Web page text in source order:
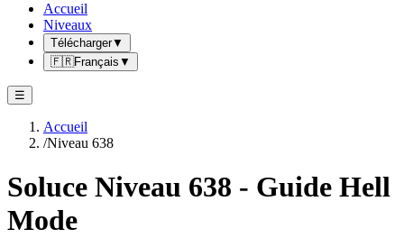
Accueil
Niveaux
Télécharger▼
🇫🇷Français ▼
☰
Accueil
/Niveau 638
Soluce Niveau 638 - Guide Hell
Mode